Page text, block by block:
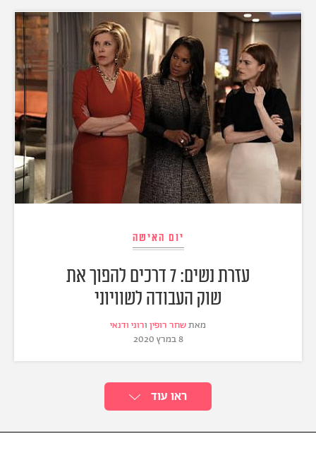
יום האישה
עזרת נשים: 7 דרכים להפוך את
שוק העבודה לשוויוני
מאתשחר רופין ורוני ודנאי
8 במרץ 2020
ראו עוד